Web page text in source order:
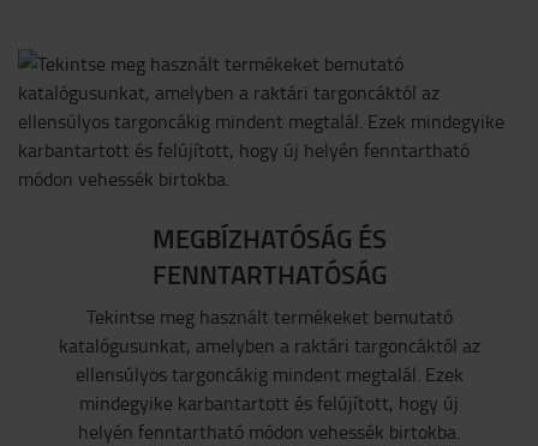
MEGBÍZHATÓSÁG ÉS
FENNTARTHATÓSÁG
Tekintse meg használt termékeket bemutató
katalógusunkat, amelyben a raktári targoncáktól az
ellensúlyos targoncákig mindent megtalál. Ezek
mindegyike karbantartott és felújított, hogy új
helyén fenntartható módon vehessék birtokba.